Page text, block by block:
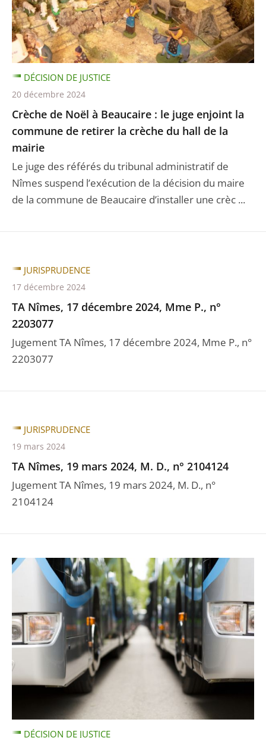
Crèche de Noël à Beaucaire : le juge enjoint la
commune de retirer la crèche du hall de la
mairie
Le juge des référés du tribunal administratif de
Nîmes suspend l’exécution de la décision du maire
de la commune de Beaucaire d’installer une crèc ...
DÉCISION DE JUSTICE
20 décembre 2024
TA Nîmes, 17 décembre 2024, Mme P., n°
2203077
Jugement TA Nîmes, 17 décembre 2024, Mme P., n°
2203077
JURISPRUDENCE
17 décembre 2024
TA Nîmes, 19 mars 2024, M. D., n° 2104124
Jugement TA Nîmes, 19 mars 2024, M. D., n°
2104124
JURISPRUDENCE
19 mars 2024
DÉCISION DE JUSTICE